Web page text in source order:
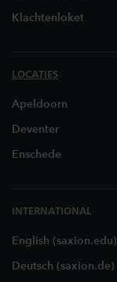
Klachtenloket
LOCATIES
Apeldoorn
Deventer
Enschede
INTERNATIONAL
English (saxion.edu)
Deutsch (saxion.de)